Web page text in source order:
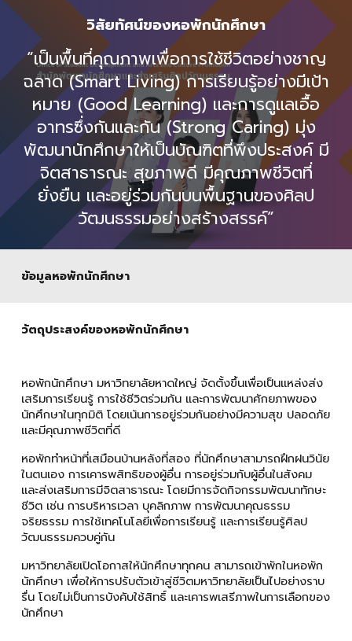
วิสัยทัศน์ของหอพักนักศึกษา
“เป็นพื้นที่คุณภาพเพื่อการใช้ชีวิตอย่างชาญ
ฉลาด (Smart Living) การเรียนรู้อย่างมีเป้า
หมาย (Good Learning) และการดูแลเอื้อ
อาทรซึ่งกันและกัน (Strong Caring) มุ่ง
พัฒนานักศึกษาให้เป็นบัณฑิตที่พึงประสงค์ มี
จิตสาธารณะ สุขภาพดี มีคุณภาพชีวิตที่
ยั่งยืน และอยู่ร่วมกันบนพื้นฐานของศิลป
วัฒนธรรมอย่างสร้างสรรค์”
ข้อมูลหอพักนักศึกษา
วัตถุประสงค์ของหอพักนักศึกษา
หอพักนักศึกษา มหาวิทยาลัยหาดใหญ่ จัดตั้งขึ้นเพื่อเป็นแหล่งส่ง
เสริมการเรียนรู้ การใช้ชีวิตร่วมกัน และการพัฒนาศักยภาพของ
นักศึกษาในทุกมิติ โดยเน้นการอยู่ร่วมกันอย่างมีความสุข ปลอดภัย
และมีคุณภาพชีวิตที่ดี
หอพักทำหน้าที่เสมือนบ้านหลังที่สอง ที่นักศึกษาสามารถฝึกฝนวินัย
ในตนเอง การเคารพสิทธิของผู้อื่น การอยู่ร่วมกับผู้อื่นในสังคม
และส่งเสริมการมีจิตสาธารณะ โดยมีการจัดกิจกรรมพัฒนาทักษะ
ชีวิต เช่น การบริหารเวลา บุคลิกภาพ การพัฒนาคุณธรรม
จริยธรรม การใช้เทคโนโลยีเพื่อการเรียนรู้ และการเรียนรู้ศิลป
วัฒนธรรมควบคู่กัน
มหาวิทยาลัยเปิดโอกาสให้นักศึกษาทุกคน สามารถเข้าพักในหอพัก
นักศึกษา เพื่อให้การปรับตัวเข้าสู่ชีวิตมหาวิทยาลัยเป็นไปอย่างราบ
รื่น โดยไม่เป็นการบังคับใช้สิทธิ์ และเคารพเสรีภาพในการเลือกของ
นักศึกษา